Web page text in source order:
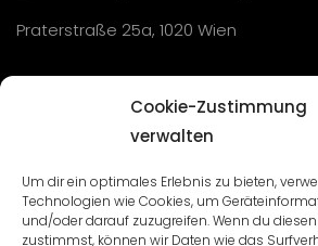
Cookie-Zustimmung
verwalten
Um dir ein optimales Erlebnis zu bieten,
Technologien wie Cookies, um
und/oder darauf zuzugreifen. Wenn du
zustimmst, können wir Daten wie das
Praterstraße 25a, 1020 Wien
Seminare und Veranstaltungen
Lehrgänge